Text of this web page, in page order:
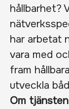
hållbarhet?
har arbetat
vara med
fram
utveckla
Om tjänsten